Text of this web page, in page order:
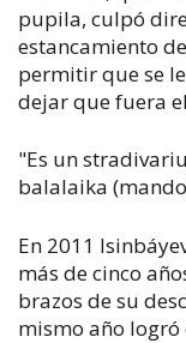
pupila, culpó
estancamiento
permitir que se
dejar que fuera
"Es un
balalaika
En 2011
más de cinco
brazos de su
mismo año